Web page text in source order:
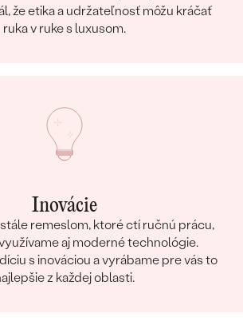
že etika a udržateľnosť môžu kráčať
ruka v ruke s luxusom.
Inovácie
remeslom, ktoré ctí ručnú prácu,
aj moderné technológie.
s inováciou a vyrábame pre vás to
z každej oblasti.